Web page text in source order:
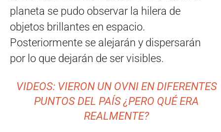
planeta se pudo observar la hilera de
objetos brillantes en espacio.
Posteriormente se alejarán y dispersarán
por lo que dejarán de ser visibles.
VIDEOS: VIERON UN OVNI EN DIFERENTES
PUNTOS DEL PAÍS ¿PERO QUÉ ERA
REALMENTE?